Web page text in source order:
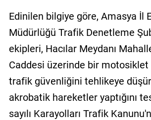
Gizlilik
Politikası
Edinilen bilgiye göre, Amasya İl
Müdürlüğü Trafik Denetleme
ekipleri, Hacılar Meydanı
Caddesi üzerinde bir motosiklet
trafik güvenliğini tehlikeye
akrobatik hareketler yaptığını
sayılı Karayolları Trafik